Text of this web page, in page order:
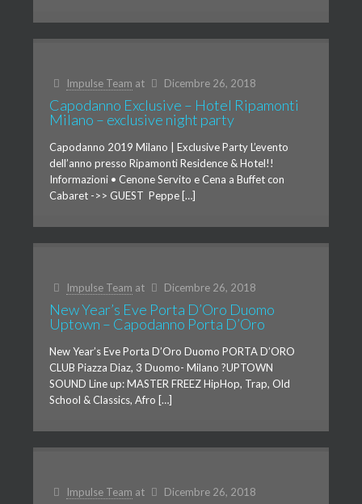
Impulse Team at Dicembre 26, 2018
Capodanno Exclusive – Hotel Ripamonti
Milano – exclusive night party
Capodanno 2019 Milano | Exclusive Party L’evento
dell’anno presso Ripamonti Residence & Hotel!!
Informazioni • Cenone Servito e Cena a Buffet con
Cabaret ->> GUEST Peppe […]
Impulse Team at Dicembre 26, 2018
New Year’s Eve Porta D’Oro Duomo
Uptown – Capodanno Porta D’Oro
New Year’s Eve Porta D’Oro Duomo PORTA D’ORO
CLUB Piazza Diaz, 3 Duomo- Milano ?UPTOWN
SOUND Line up: MASTER FREEZ HipHop, Trap, Old
School & Classics, Afro […]
Impulse Team at Dicembre 26, 2018